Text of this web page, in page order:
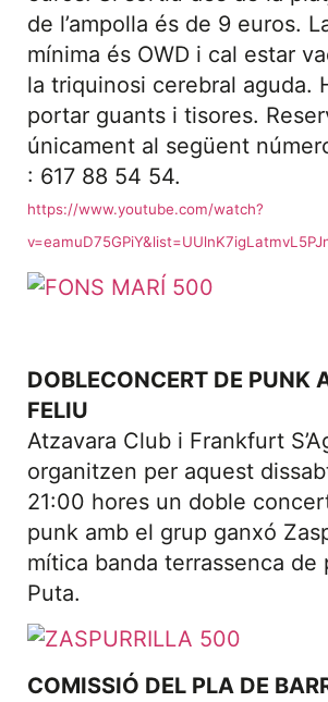
de l’ampolla és de 9 euros.
mínima és OWD i cal estar
la triquinosi cerebral aguda.
portar guants i tisores.
únicament al següent
: 617 88 54 54.
https://www.youtube.com/watch?
DOBLECONCERT DE PUNK
FELIU
Atzavara Club i Frankfurt
organitzen per aquest
21:00 hores un doble
punk amb el grup ganxó
mítica banda terrassenca de
Puta.
COMISSIÓ DEL PLA DE